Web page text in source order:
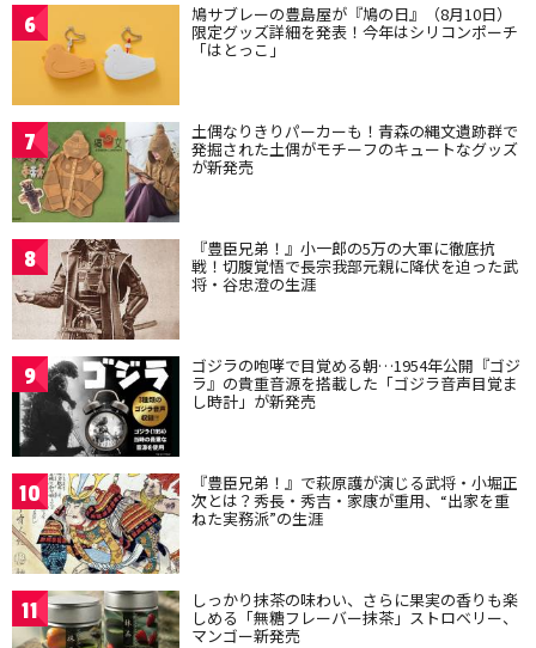
6 鳩サブレーの豊島屋が『鳩の日』（8月10日）
限定グッズ詳細を発表！今年はシリコンポーチ
「はとっこ」
7 土偶なりきりパーカーも！青森の縄文遺跡群で
発掘された土偶がモチーフのキュートなグッズ
が新発売
8 『豊臣兄弟！』小一郎の5万の大軍に徹底抗
戦！切腹覚悟で長宗我部元親に降伏を迫った武
将・谷忠澄の生涯
9 ゴジラの咆哮で目覚める朝…1954年公開『ゴジ
ラ』の貴重音源を搭載した「ゴジラ音声目覚ま
し時計」が新発売
10 『豊臣兄弟！』で萩原護が演じる武将・小堀正
次とは？秀長・秀吉・家康が重用、“出家を重
ねた実務派”の生涯
11 しっかり抹茶の味わい、さらに果実の香りも楽
しめる「無糖フレーバー抹茶」ストロベリー、
マンゴー新発売